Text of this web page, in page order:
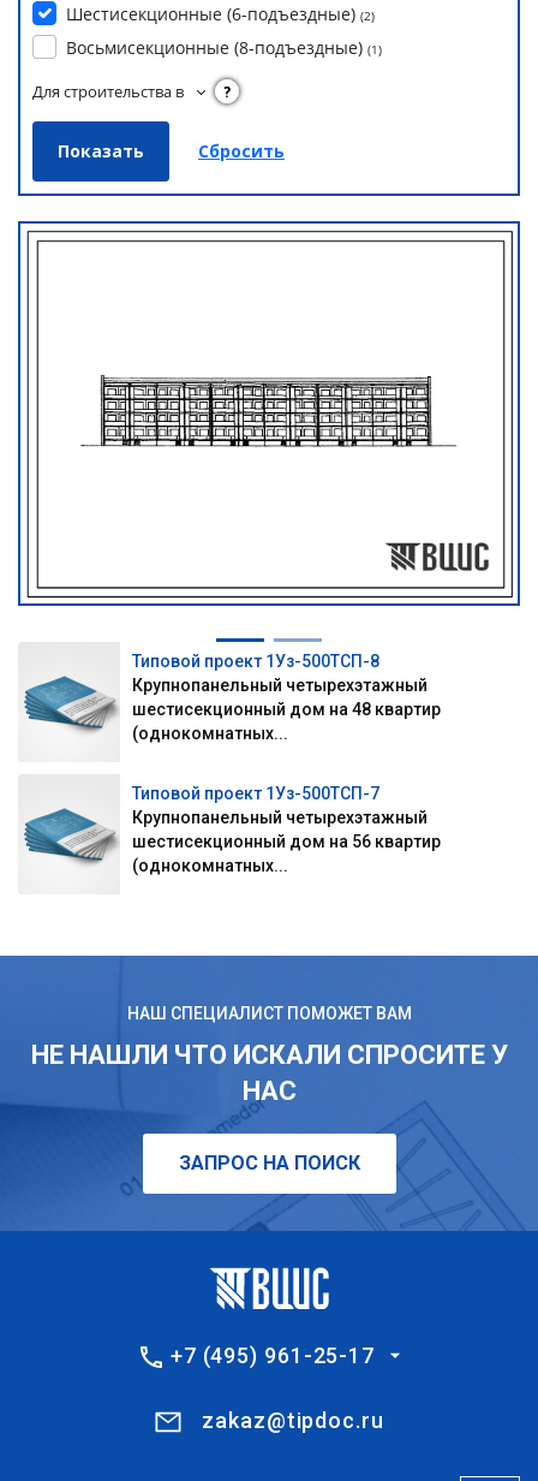
Шестисекционные (6-подъездные) (2)
Восьмисекционные (8-подъездные) (1)
Для строительства в ?
Типовой проект 1Уз-500ТСП-8
Крупнопанельный четырехэтажный
шестисекционный дом на 48 квартир
(однокомнатных...
Типовой проект 1Уз-500ТСП-7
Крупнопанельный четырехэтажный
шестисекционный дом на 56 квартир
(однокомнатных...
НАШ СПЕЦИАЛИСТ ПОМОЖЕТ ВАМ
НЕ НАШЛИ ЧТО ИСКАЛИ СПРОСИТЕ У
НАС
ЗАПРОС НА ПОИСК
+7 (495) 961-25-17
zakaz@tipdoc.ru